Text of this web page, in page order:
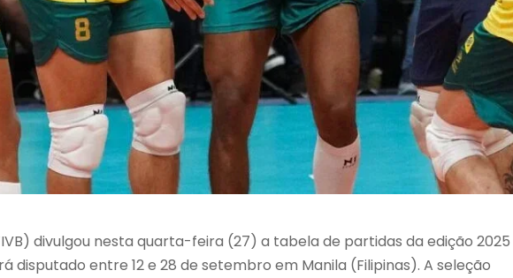
divulgou nesta quarta-feira (27) a tabela de partidas da edição 2025
disputado entre 12 e 28 de setembro em Manila (Filipinas). A seleção